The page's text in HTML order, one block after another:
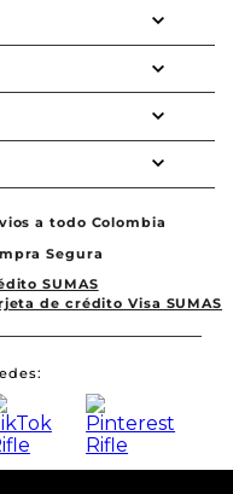
a todo Colombia
Segura
SUMAS
de crédito Visa SUMAS